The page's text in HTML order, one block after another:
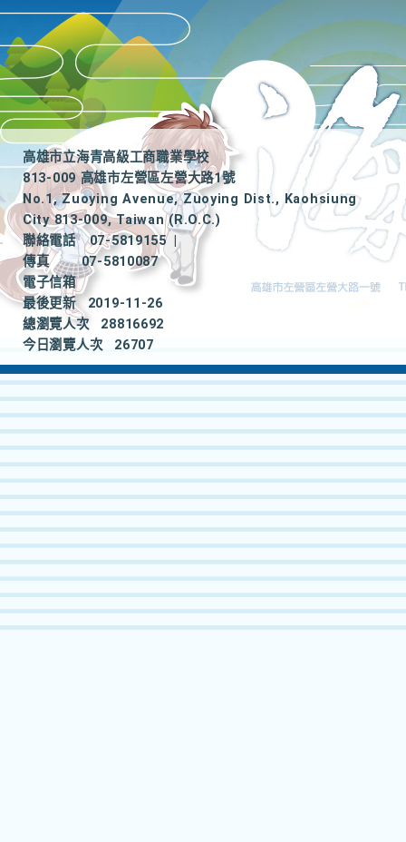
高雄市立海青高級工商職業學校
813-009 高雄市左營區左營大路1號
No.1, Zuoying Avenue, Zuoying Dist., Kaohsiung
City 813-009, Taiwan (R.O.C.)
聯絡電話
07-5819155
|
傳真
07-5810087
電子信箱
最後更新
2019-11-26
總瀏覽人次
28816692
今日瀏覽人次
26707